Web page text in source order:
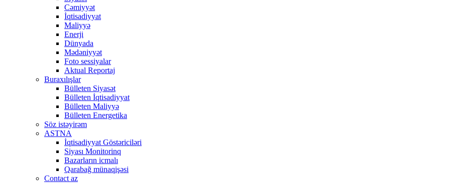
Cəmiyyət
İqtisadiyyat
Maliyyə
Enerji
Dünyada
Mədəniyyət
Foto sessiyalar
Aktual Reportaj
Buraxılışlar
Bülleten Siyasət
Bülleten İqtisadiyyat
Bülleten Maliyyə
Bülleten Energetika
Söz istəyirəm
ASTNA
İqtisadiyyat Göstəriciləri
Siyası Monitorinq
Bazarların icmalı
Qarabağ münaqişəsi
Contact az